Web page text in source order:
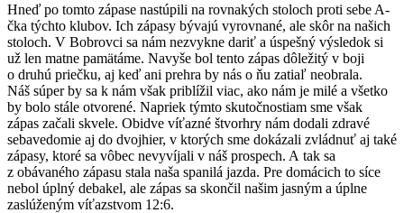
Hneď po tomto zápase nastúpili na rovnakých stoloch proti sebe A-
čka týchto klubov. Ich zápasy bývajú vyrovnané, ale skôr na našich
stoloch. V Bobrovci sa nám nezvykne dariť a úspešný výsledok si
už len matne pamätáme. Navyše bol tento zápas dôležitý v boji
o druhú priečku, aj keď ani prehra by nás o ňu zatiaľ neobrala.
Náš súper by sa k nám však priblížil viac, ako nám je milé a všetko
by bolo stále otvorené. Napriek týmto skutočnostiam sme však
zápas začali skvele. Obidve víťazné štvorhry nám dodali zdravé
sebavedomie aj do dvojhier, v ktorých sme dokázali zvládnuť aj také
zápasy, ktoré sa vôbec nevyvíjali v náš prospech. A tak sa
z obávaného zápasu stala naša spanilá jazda. Pre domácich to síce
nebol úplný debakel, ale zápas sa skončil našim jasným a úplne
zaslúženým víťazstvom 12:6.